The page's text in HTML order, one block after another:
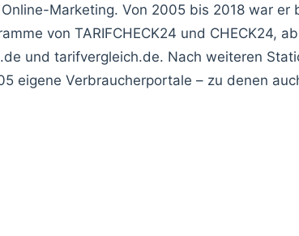
Marketing. Von 2005 bis 2018 war er
von TARIFCHECK24 und CHECK24,
.de und tarifvergleich.de. Nach weiteren
eigene Verbraucherportale – zu denen